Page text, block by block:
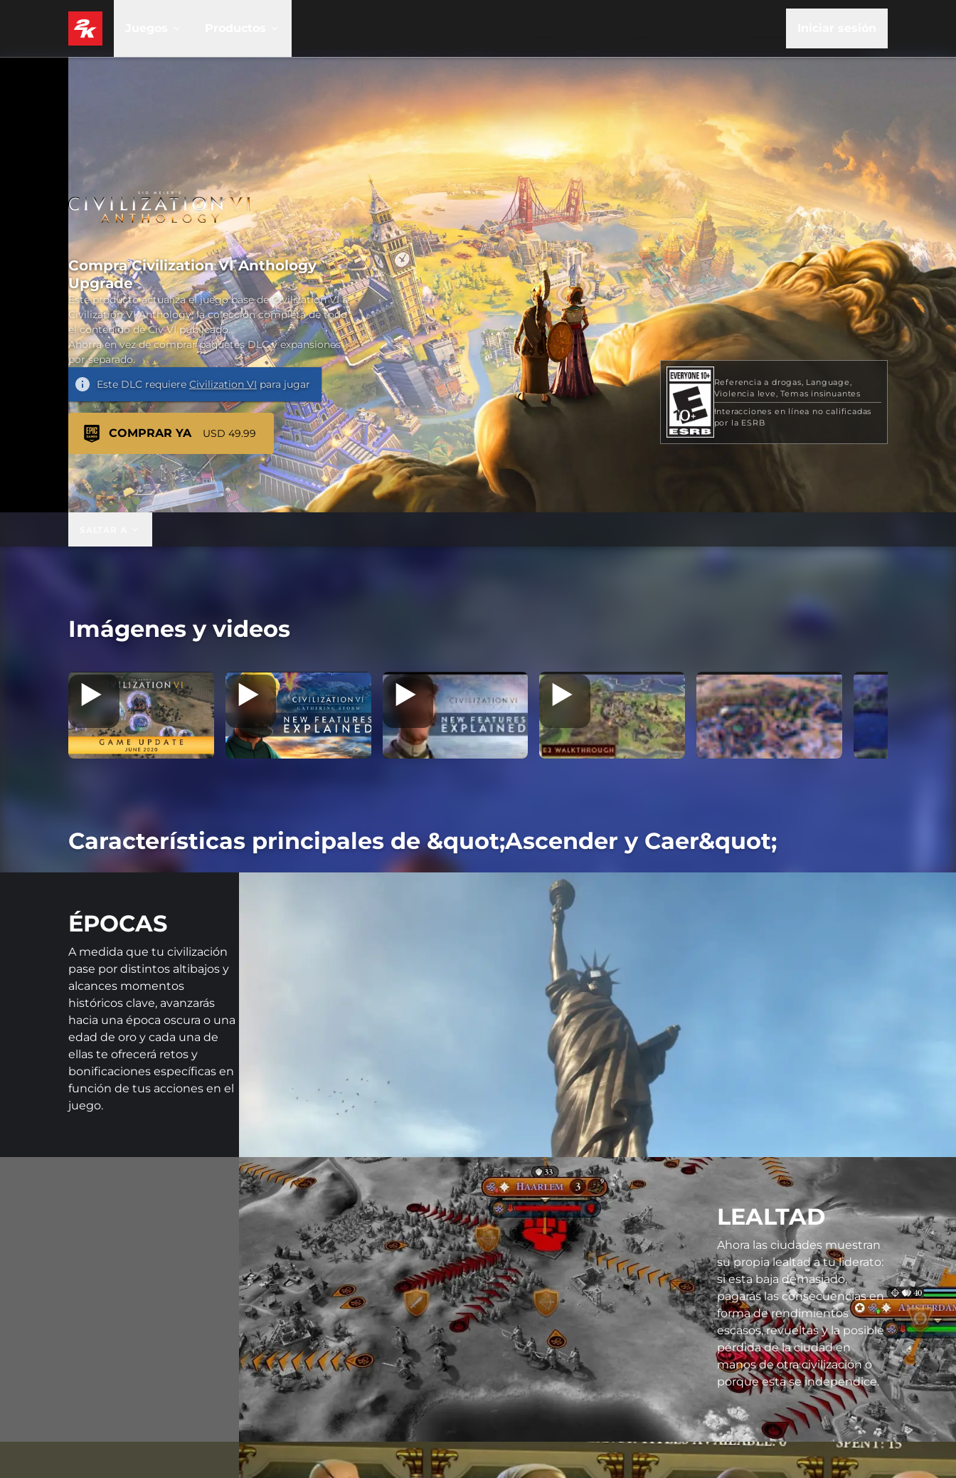
Referencia a drogas Language
Violencia leve Temas insinuantes
Interacciones en línea no calificadas
por la ESRB
Compra Civilization VI Anthology
Upgrade
Este producto actualiza el juego base de Civilization VI a
Civilization VI Anthology, la colección completa de todo
el contenido de Civ VI publicado.
Ahorra en vez de comprar paquetes DLC y expansiones
por separado.
Este DLC requiere Civilization VI para jugar
COMPRAR YA USD 49.99
Imágenes y videos
Características principales de &quot;Ascender y Caer&quot;
ÉPOCAS
A medida que tu civilización
pase por distintos altibajos y
alcances momentos
históricos clave, avanzarás
hacia una época oscura o una
edad de oro y cada una de
ellas te ofrecerá retos y
bonificaciones específicas en
función de tus acciones en el
juego.
LEALTAD
Ahora las ciudades muestran
su propia lealtad a tu liderato:
si esta baja demasiado,
pagarás las consecuencias en
forma de rendimientos
escasos, revueltas y la posible
pérdida de la ciudad en
manos de otra civilización o
porque esta se independice.